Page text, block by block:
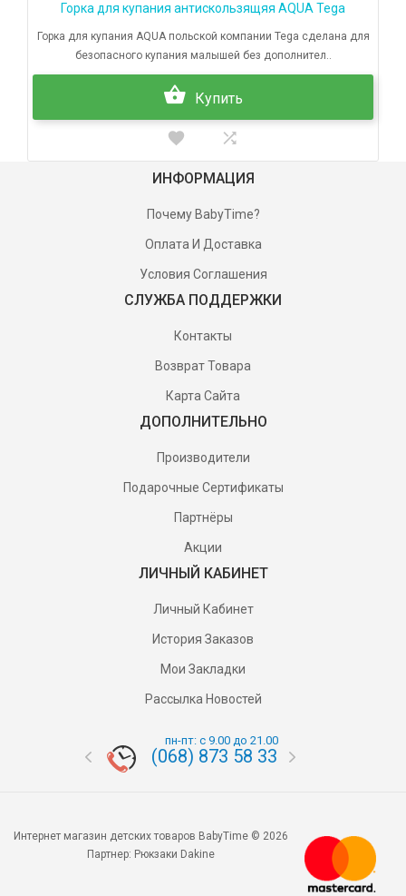
Горка для купания антискользящяя AQUA Tega
Горка для купания AQUA польской компании Tega сделана для
безопасного купания малышей без дополнител..
Купить
ИНФОРМАЦИЯ
Почему BabyTime?
Оплата И Доставка
Условия Соглашения
СЛУЖБА ПОДДЕРЖКИ
Контакты
Возврат Товара
Карта Сайта
ДОПОЛНИТЕЛЬНО
Производители
Подарочные Сертификаты
Партнёры
Акции
ЛИЧНЫЙ КАБИНЕТ
Личный Кабинет
История Заказов
Мои Закладки
Рассылка Новостей
пн-пт: с 9.00 до 21.00
(068) 873 58 33
Интернет магазин детских товаров BabyTime © 2026
Партнер: Рюкзаки Dakine